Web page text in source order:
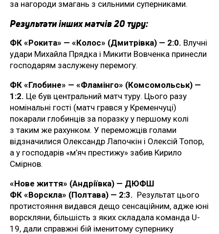
за нагороди змагань з сильними суперниками.
Результати інших матчів 20 туру:
ФК «Рокита» — «Колос» (Дмитрівка) — 2:0. Влучні
удари Михайла Прядка і Микити Вовченка принесли
господарям заслужену перемогу.
ФК «Глобине» — «Фламінго» (Комсомольськ) —
1:2. Це був центральний матч туру. Цього разу
номінальні гості (матч грався у Кременчуці)
покарали глобинців за поразку у першому колі
з таким же рахунком. У переможців голами
відзначилися Олександр Лапочкін і Олексій Топор,
а у господарів «м’яч престижу» забив Кирило
Смірнов.
«Нове життя» (Андріївка) — ДЮФШ
ФК «Ворскла» (Полтава) — 2:3. Результат цього
протистояння видався дещо сенсаційним, адже юні
ворскляни, більшість з яких складала команда U-
19, дали справжні бій іменитому супернику